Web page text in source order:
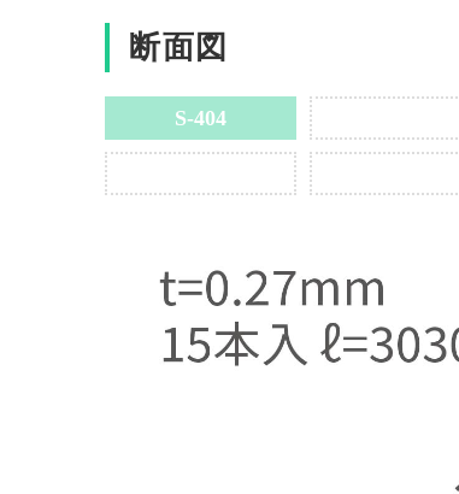
断面図
S-404